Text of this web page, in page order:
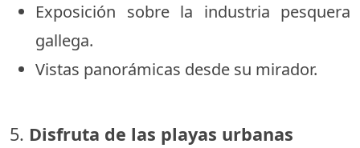
Exposición sobre la industria pesquera
gallega.
Vistas panorámicas desde su mirador.
5. Disfruta de las playas urbanas